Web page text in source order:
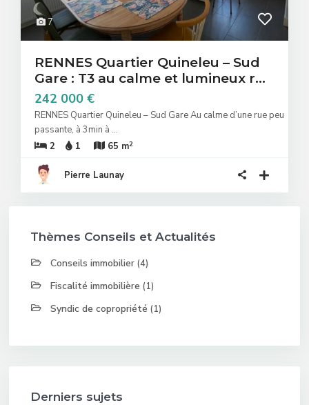
7
RENNES Quartier Quineleu – Sud
Gare : T3 au calme et lumineux r...
242 000 €
RENNES Quartier Quineleu – Sud Gare Au calme d’une rue peu
passante, à 3min à ...
2
1 65 m2
Pierre Launay
Thèmes Conseils et Actualités
Conseils immobilier (4)
Fiscalité immobilière (1)
Syndic de copropriété (1)
Derniers sujets